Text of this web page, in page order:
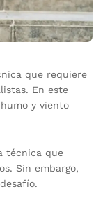
que requiere
En este
y viento
técnica que
Sin embargo,